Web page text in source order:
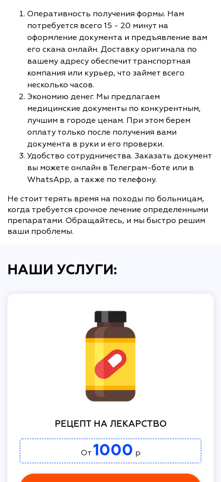
Оперативность получения формы. Нам
потребуется всего 15 - 20 минут на
оформление документа и предъявление вам
его скана онлайн. Доставку оригинала по
вашему адресу обеспечит транспортная
компания или курьер, что займет всего
несколько часов.
Экономию денег. Мы предлагаем
медицинские документы по конкурентным,
лучшим в городе ценам. При этом берем
оплату только после получения вами
документа в руки и его проверки.
Удобство сотрудничества. Заказать документ
вы можете онлайн в Телеграм-боте или в
WhatsApp, а также по телефону.
Не стоит терять время на походы по больницам,
когда требуется срочное лечение определенными
препаратами. Обращайтесь, и мы быстро решим
ваши проблемы.
НАШИ УСЛУГИ:
РЕЦЕПТ НА ЛЕКАРСТВО
От 1000 р